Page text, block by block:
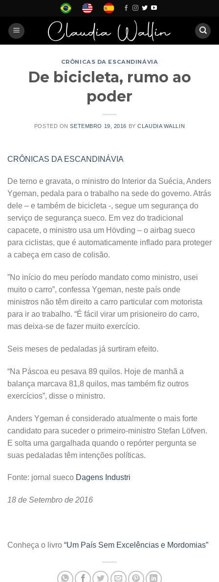
content
CRÔNICAS DA ESCANDINÁVIA
De bicicleta, rumo ao
poder
POSTED ONSETEMBRO 19, 2016 BYCLAUDIA WALLIN
CRÔNICAS DA ESCANDINÁVIA
De terno e gravata, o ministro do Interior da Suécia, Anders
Ygeman, pedala para o trabalho na sede do governo. Atrás
dele – e também de bicicleta -, segue um segurança do
serviço de segurança sueco. Em vez do tradicional
capacete, o ministro usa um Hövding – o airbag sueco
para ciclistas, que é automaticamente inflado para proteger
a cabeça em caso de colisão.
”No início do meu período mandato como ministro, usei
muito o carro”, confessa Ygeman, neste país onde
ministros não têm direito a carro particular com motorista
para ir ao trabalho. “É fácil virar um prisioneiro do carro,
mas deixa-se de fazer muito exercício.
Seis meses de pedaladas já surtiram efeito.
“Na Páscoa eu pesava 89 quilos. Hoje de manhã a
balança marcava 81,8 quilos, mas também fiz outros
exercícios”, disse o ministro.
Anders Ygeman é considerado atualmente o mais forte
candidato para suceder o primeiro-ministro Stefan Löfven.
E solta uma gargalhada quando o repórter pergunta se
suas pedaladas têm intenções políticas.
Fonte: jornal sueco Dagens Industri
18 de Setembro de 2016
Conheça o livro “Um País Sem Excelências e Mordomias”